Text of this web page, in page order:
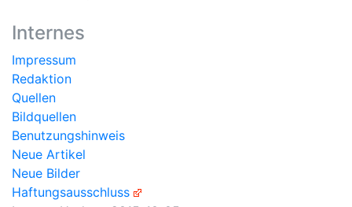
Internes
Impressum
Redaktion
Quellen
Bildquellen
Benutzungshinweis
Neue Artikel
Neue Bilder
Haftungsausschluss